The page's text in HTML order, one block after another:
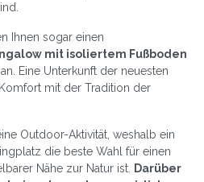
Ihnen sogar einen
mit isoliertem Fußboden
an. Eine Unterkunft der neuesten
mit der Tradition der
Outdoor-Aktivität, weshalb ein
die beste Wahl für einen
Nähe zur Natur ist. Darüber